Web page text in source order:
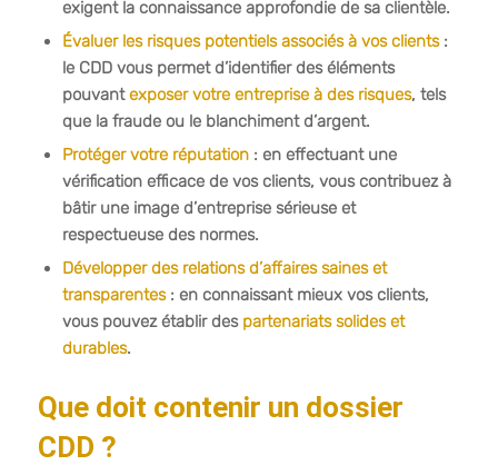
exigent la connaissance approfondie de sa clientèle.
Évaluer les risques potentiels associés à vos clients:
le CDD vous permet d’identifier des éléments
pouvantexposer votre entreprise à des risques, tels
que la fraude ou le blanchiment d’argent.
Protéger votre réputation: en effectuant une
vérification efficace de vos clients, vous contribuez à
bâtir une image d’entreprise sérieuse et
respectueuse des normes.
Développer des relations d’affaires saines et
transparentes: en connaissant mieux vos clients,
vous pouvez établir des partenariats solides et
durables.
Que doit contenir un dossier
CDD ?